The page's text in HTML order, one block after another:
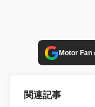
Motor Fan
関連記事